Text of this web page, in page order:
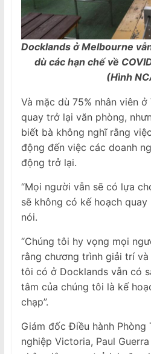
Docklands ở Melbourne
dù các hạn chế về
(Hình
Và mặc dù 75% nhân viên
quay trở lại văn phòng,
biết bà không nghĩ rằng
động đến việc các doanh
động trở lại.
“Mọi người vẫn sẽ có lựa
sẽ không có kế hoạch quay
nói.
“Chúng tôi hy vọng mọi
rằng chương trình giải trí
tôi có ở Docklands vẫn có
tâm của chúng tôi là kế
chạp”.
Giám đốc Điều hành Phòng
nghiệp Victoria, Paul